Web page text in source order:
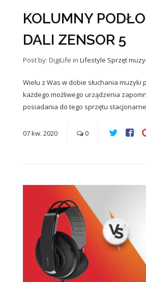
KOLUMNY
DALI ZENSOR 5
Post by: DigiLife in Lifestyle Sprzęt
Wielu z Was w dobie słuchania muzyki
każdego możliwego urządzenia
posiadania do tego sprzętu
07kw. 2020 0